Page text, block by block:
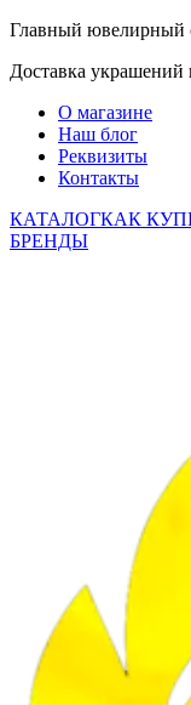
Главный ювелирный
Доставка украшений
О магазине
Наш блог
Реквизиты
Контакты
КАТАЛОГКАК
БРЕНДЫ